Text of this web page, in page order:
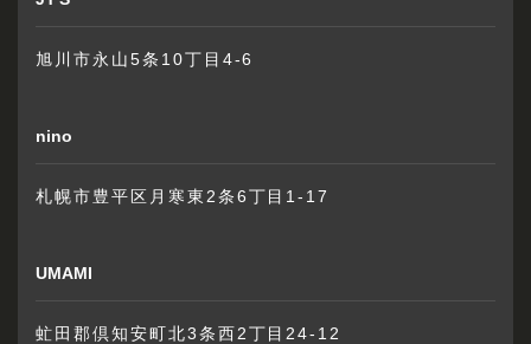
旭川市永山5条10丁目4-6
nino
札幌市豊平区月寒東2条6丁目1-17
UMAMI
虻田郡倶知安町北3条西2丁目24-12